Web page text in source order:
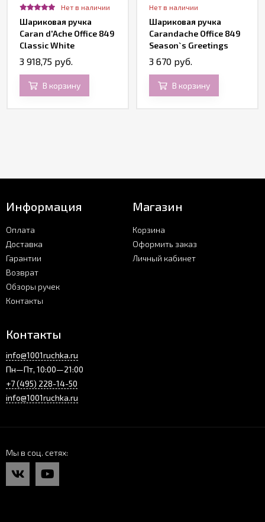
Нет в наличии
Шариковая ручка
Caran d'Ache Office 849
Classic White
3 918,75 руб.
В корзину
Нет в наличии
Шариковая ручка
Carandache Office 849
Season`s Greetings
2018 Chevron,
подарочная коробка
3 670 руб.
В корзину
Информация
Оплата
Доставка
Гарантии
Возврат
Обзоры ручек
Контакты
Магазин
Корзина
Оформить заказ
Личный кабинет
Контакты
info@1001ruchka.ru
Пн—Пт, 10:00—21:00
+7 (495) 228-14-50
info@1001ruchka.ru
Мы в соц. сетях